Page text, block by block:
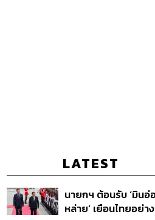
LATEST
นายกฯ ต้อนรับ ‘มินอ่
หล่าย’ เยือนไทยอย่า